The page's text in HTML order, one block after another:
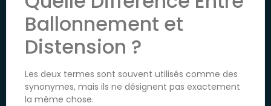
Ballonnement et
Distension ?
Les deux termes sont souvent utilisés comme des
synonymes, mais ils ne désignent pas exactement
la même chose.